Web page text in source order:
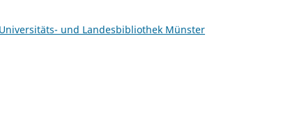
Universitäts- und Landesbibliothek Münster